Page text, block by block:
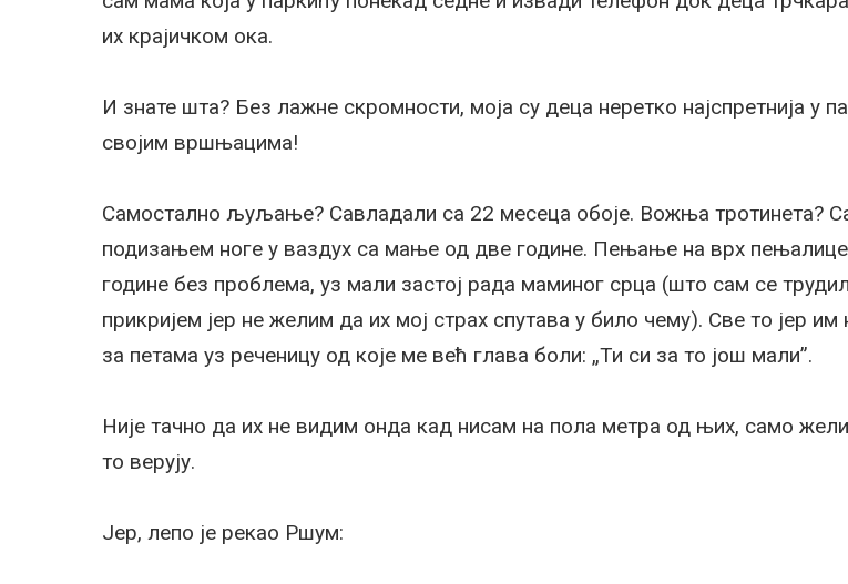
их крајичком ока.
И знате шта? Без лажне скромности, моја су деца неретко најспретнија у
својим вршњацима!
Самостално љуљање? Савладали са 22 месеца обоје. Вожња тротинета?
подизањем ноге у ваздух са мање од две године. Пењање на врх
године без проблема, уз мали застој рада маминог срца (што сам се
прикријем јер не желим да их мој страх спутава у било чему). Све то јер им
за петама уз реченицу од које ме већ глава боли: „Ти си за то још мали”.
Није тачно да их не видим онда кад нисам на пола метра од њих, само
то верују.
Јер, лепо је рекао Ршум: